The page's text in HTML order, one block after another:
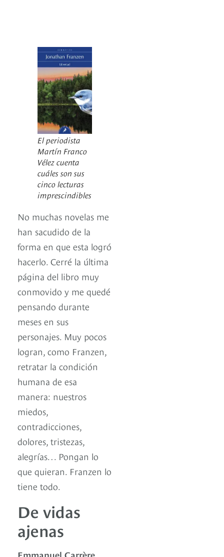
El periodista
Martín Franco
Vélez cuenta
cuáles son sus
cinco lecturas
imprescindibles
No muchas novelas me
han sacudido de la
forma en que esta logró
hacerlo. Cerré la última
página del libro muy
conmovido y me quedé
pensando durante
meses en sus
personajes. Muy pocos
logran, como Franzen,
retratar la condición
humana de esa
manera: nuestros
miedos,
contradicciones,
dolores, tristezas,
alegrías… Pongan lo
que quieran. Franzen lo
tiene todo.
De vidas
ajenas
Emmanuel Carrère